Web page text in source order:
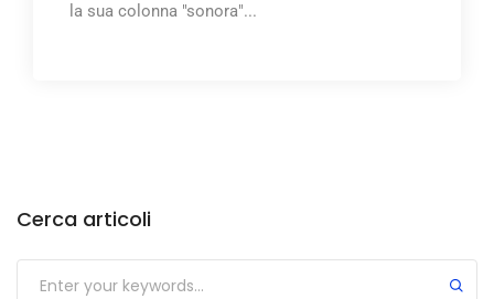
la sua colonna "sonora"...
Cerca articoli